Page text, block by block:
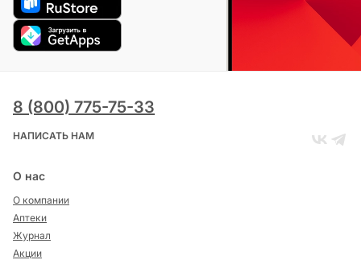
8 (800) 775-75-33
НАПИСАТЬ НАМ
О нас
О компании
Аптеки
Журнал
Акции